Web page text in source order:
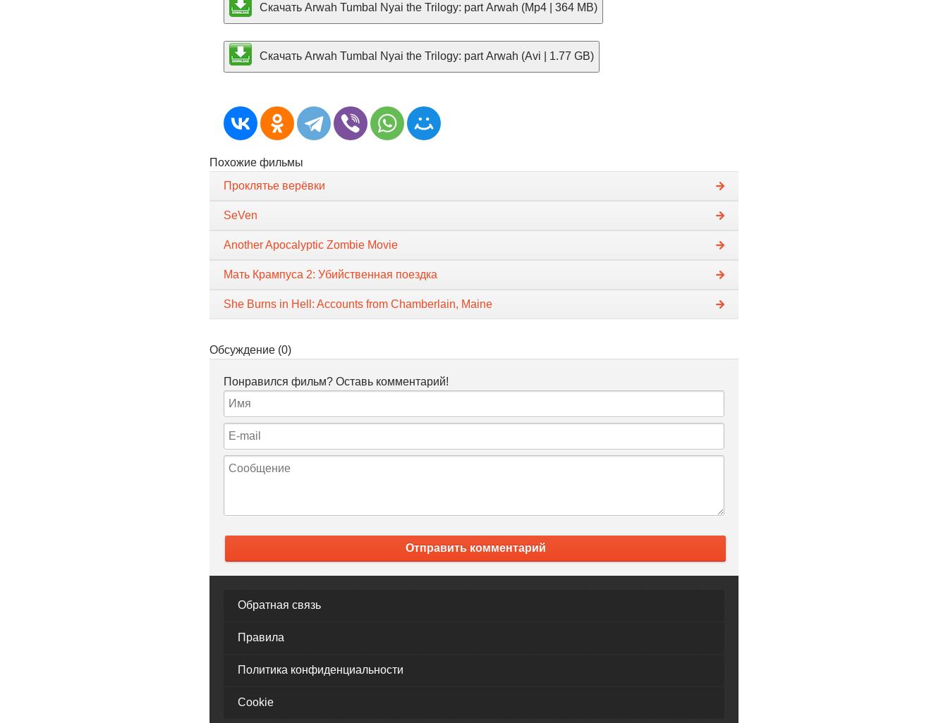
Скачать Arwah Tumbal Nyai the Trilogy: part Arwah (Mp4 | 364 MB)
Скачать Arwah Tumbal Nyai the Trilogy: part Arwah (Avi | 1.77 GB)
Похожие фильмы
Проклятье верёвки
SeVen
Another Apocalyptic Zombie Movie
Мать Крампуса 2: Убийственная поездка
She Burns in Hell: Accounts from Chamberlain, Maine
Обсуждение (0)
Понравился фильм? Оставь комментарий!
Отправить комментарий
Обратная связь
Правила
Политика конфиденциальности
Cookie